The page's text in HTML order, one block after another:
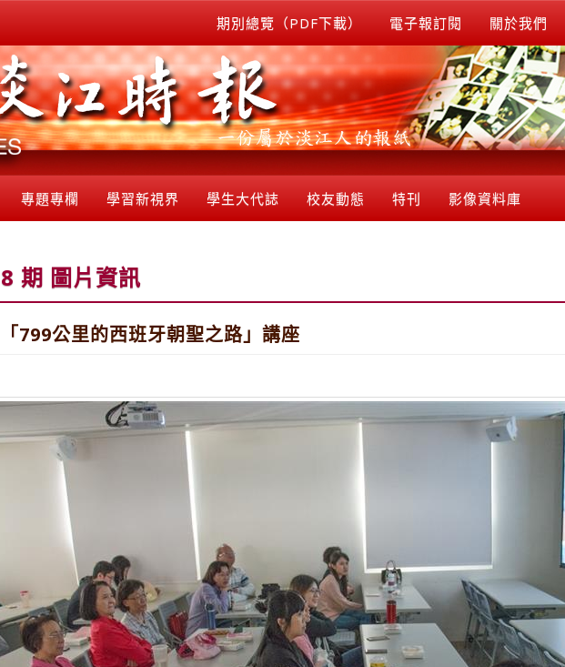
期別總覽（PDF下載） 電子報訂閱 關於我們
專題專欄 學習新視界 學生大代誌 校友動態 特刊 影像資料庫
期 圖片資訊
799公里的西班牙朝聖之路」講座